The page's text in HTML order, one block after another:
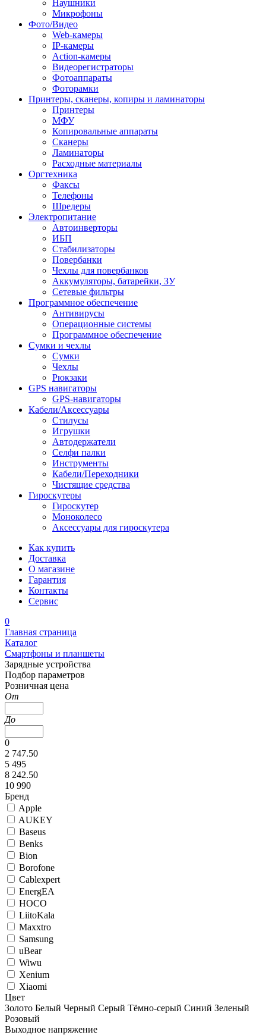
Наушники
Микрофоны
Фото/Видео
Web-камеры
IP-камеры
Action-камеры
Видеорегистраторы
Фотоаппараты
Фоторамки
Принтеры, сканеры, копиры и ламинаторы
Принтеры
МФУ
Копировальные аппараты
Сканеры
Ламинаторы
Расходные материалы
Оргтехника
Факсы
Телефоны
Шредеры
Электропитание
Автоинверторы
ИБП
Стабилизаторы
Повербанки
Чехлы для повербанков
Аккумуляторы, батарейки, ЗУ
Сетевые фильтры
Программное обеспечение
Антивирусы
Операционные системы
Программное обеспечение
Сумки и чехлы
Сумки
Чехлы
Рюкзаки
GPS навигаторы
GPS-навигаторы
Кабели/Аксессуары
Стилусы
Игрушки
Автодержатели
Селфи палки
Инструменты
Кабели/Переходники
Чистящие средства
Гироскутеры
Гироскутер
Моноколесо
Аксессуары для гироскутера
Как купить
Доставка
О магазине
Гарантия
Контакты
Сервис
0
Главная страница
Каталог
Смартфоны и планшеты
Зарядные устройства
Подбор параметров
Розничная цена
От
До
0
2 747.50
5 495
8 242.50
10 990
Бренд
Apple
AUKEY
Baseus
Benks
Bion
Borofone
Cablexpert
EnergEA
HOCO
LiitoKala
Maxxtro
Samsung
uBear
Wiwu
Xenium
Xiaomi
Цвет
Золото Белый Черный Серый Тёмно-серый Синий Зеленый
Розовый
Выходное напряжение